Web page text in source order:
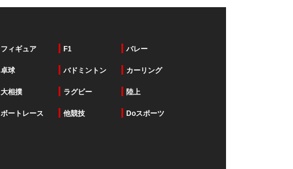
フィギュア F1 バレー
卓球 バドミントン カーリング
大相撲 ラグビー 陸上
ボートレース 他競技 Doスポーツ